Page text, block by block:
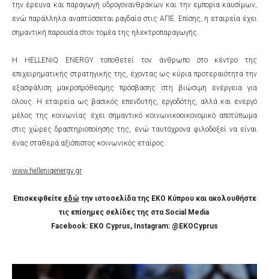
την έρευνα και παραγωγή υδρογονανθράκων και την εμπορία καυσίμων,
ενώ παράλληλα αναπτύσσεται ραγδαία στις ΑΠΕ. Επίσης, η εταιρεία έχει
σημαντική παρουσία στον τομέα της ηλεκτροπαραγωγής.
Η HELLENiQ ENERGY τοποθετεί τον άνθρωπο στο κέντρο της
επιχειρηματικής στρατηγικής της, έχοντας ως κύρια προτεραιότητα την
εξασφάλιση μακροπρόθεσμης πρόσβασης στη βιώσιμη ενέργεια για
όλους. Η εταιρεία ως βασικός επενδυτής, εργοδότης, αλλά και ενεργό
μέλος της κοινωνίας έχει σημαντικό κοινωνικοοικονομικό αποτύπωμα
στις χώρες δραστηριοποίησής της, ενώ ταυτόχρονα φιλοδοξεί να είναι
ένας σταθερά αξιόπιστος κοινωνικός εταίρος.
www.helleniqenergy.gr
Επισκεφθείτε εδώ την ιστοσελίδα της ΕΚΟ Κύπρου και ακολουθήστε
τις επίσημες σελίδες της στα Social Media
Facebook: EKO Cyprus, Instagram: @EKOCyprus